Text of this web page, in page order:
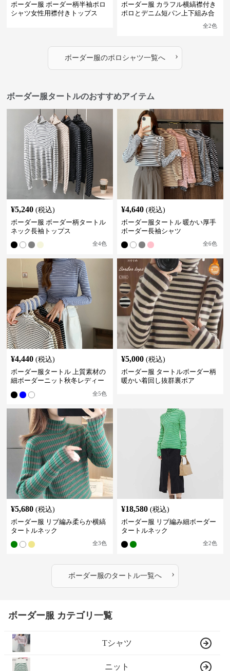
ボーダー服 ボーダー柄半袖ポロ
シャツ女性用襟付きトップス
ボーダー服 カラフル横縞襟付き
ポロとデニム短パン上下組み合
全2色
ボーダー服のポロシャツ一覧へ ›
ボーダー服タートルのおすすめアイテム
¥5,240 (税込)
ボーダー服 ボーダー柄タートル
ネック長袖トップス
全4色
¥4,640 (税込)
ボーダー服タートル 暖かい厚手
ボーダー長袖シャツ
全6色
¥4,440 (税込)
ボーダー服タートル 上質素材の
細ボーダーニット秋冬レディー
全5色
¥5,000 (税込)
ボーダー服 タートルボーダー柄
暖かい着回し抜群裏ボア
¥5,680 (税込)
ボーダー服 リブ編み柔らか横縞
タートルネック
全3色
¥18,580 (税込)
ボーダー服 リブ編み細ボーダー
タートルネック
全2色
ボーダー服のタートル一覧へ ›
ボーダー服 カテゴリ一覧
Tシャツ
ニット